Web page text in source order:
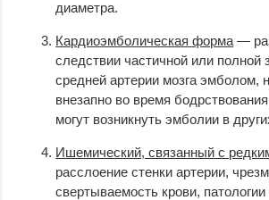
диаметра.
Кардиоэмболическая форма —
следствии частичной или полной
средней артерии мозга эмболом,
внезапно во время
могут возникнуть эмболии в
Ишемический, связанный с
расслоение стенки артерии,
свертываемость крови,